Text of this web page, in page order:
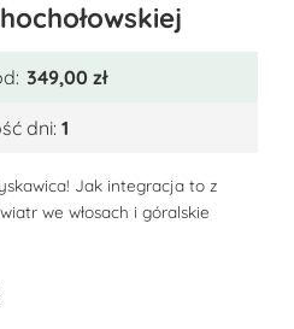
349,00zł
dni: 1
Jak integracja to z
we włosach i góralskie